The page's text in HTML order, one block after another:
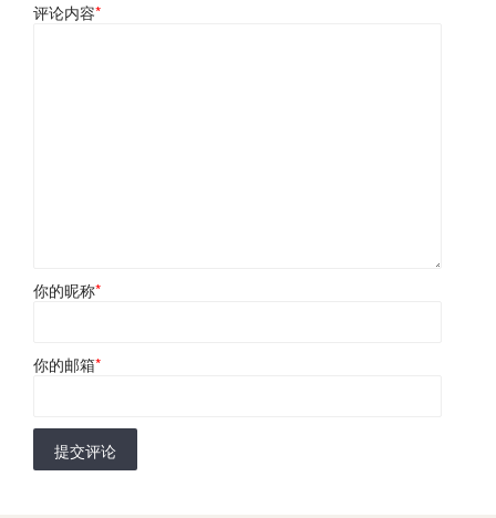
评论内容*
你的昵称*
你的邮箱*
提交评论